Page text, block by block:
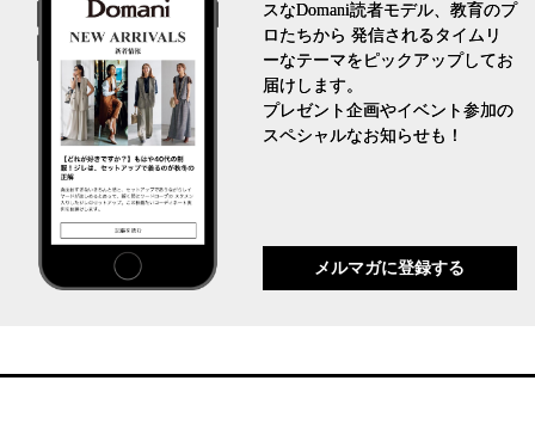
スなDomani読者モデル、教育のプ
ロたちから 発信されるタイムリ
ーなテーマをピックアップしてお
届けします。
プレゼント企画やイベント参加の
スペシャルなお知らせも！
メルマガに登録する